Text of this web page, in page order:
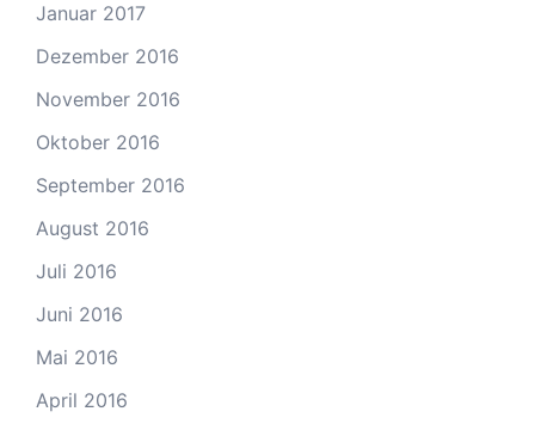
Januar 2017
Dezember 2016
November 2016
Oktober 2016
September 2016
August 2016
Juli 2016
Juni 2016
Mai 2016
April 2016